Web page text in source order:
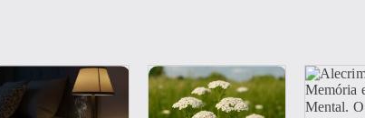
sua primeira compra! Aproveite! ✨